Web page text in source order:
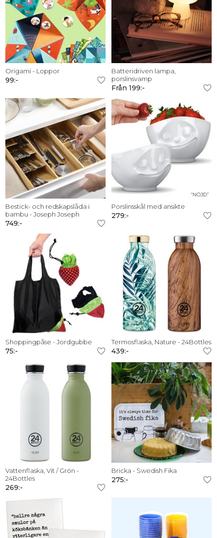
Origami - Loppor
99:-
Batteridriven lampa,
porslinsvamp
Från 199:-
Bestick- och redskapslåda i
bambu - Joseph Joseph
749:-
Porslinsskål med ansikte
279:-
Shoppingpåse - Jordgubbe
75:-
Termosflaska, Nature - 24Bottles
439:-
Vattenflaska, Vit / Grön -
24Bottles
269:-
Bricka - Swedish Fika
275:-